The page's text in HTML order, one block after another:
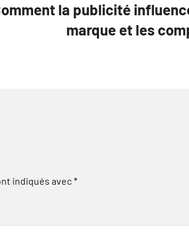
la publicité
marque et les
indiqués avec*